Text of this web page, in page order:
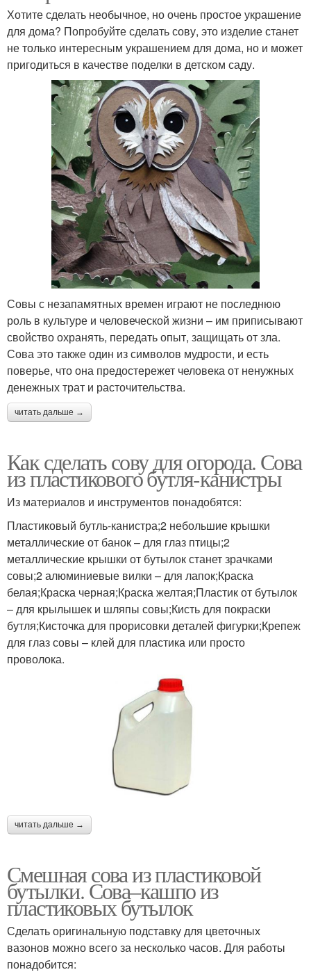
Хотите сделать необычное, но очень простое украшение
для дома? Попробуйте сделать сову, это изделие станет
не только интересным украшением для дома, но и может
пригодиться в качестве поделки в детском саду.
Совы с незапамятных времен играют не последнюю
роль в культуре и человеческой жизни – им приписывают
свойство охранять, передать опыт, защищать от зла.
Сова это также один из символов мудрости, и есть
поверье, что она предостережет человека от ненужных
денежных трат и расточительства.
читать дальше →
Как сделать сову для огорода. Сова
из пластикового бутля-канистры
Из материалов и инструментов понадобятся:
Пластиковый бутль-канистра;2 небольшие крышки
металлические от банок – для глаз птицы;2
металлические крышки от бутылок станет зрачками
совы;2 алюминиевые вилки – для лапок;Краска
белая;Краска черная;Краска желтая;Пластик от бутылок
– для крылышек и шляпы совы;Кисть для покраски
бутля;Кисточка для прорисовки деталей фигурки;Крепеж
для глаз совы – клей для пластика или просто
проволока.
читать дальше →
Смешная сова из пластиковой
бутылки. Сова–кашпо из
пластиковых бутылок
Сделать оригинальную подставку для цветочных
вазонов можно всего за несколько часов. Для работы
понадобится: